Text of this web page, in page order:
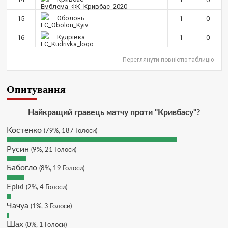
написати в особисті пару питань/
зауважень/ покращень по сайту? І
чи можна на сайт скинути
криптою ltc?
зараз скину.
SVAT :
завтра напишу в інстаграм
Hatsyk :SVAT, без проблем
кинув в ТГ
DJGycle : Tamada
Makiavelli :
Makiavelli :
MaRiO : Трансфери такі шо слів
нема....все йде до чергового
провалу 🙁
Hatsyk: Makiavelli, вітаємо на
15 Оболонь 1 0
16 Кудрівка 1 0
Переглянути повністю таблицю
Опитування
Найкращий гравець матчу проти "Кривбасу"?
Костенко (79%, 187 Голоси)
Русин (9%, 21 Голоси)
Бабогло (8%, 19 Голоси)
Ерікі (2%, 4 Голоси)
Чачуа (1%, 3 Голоси)
Шах (0%, 1 Голоси)